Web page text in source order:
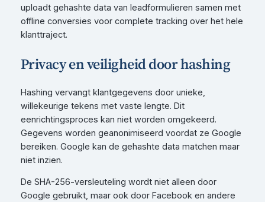
uploadt gehashte data van leadformulieren samen met
offline conversies voor complete tracking over het hele
klanttraject.
Privacy en veiligheid door hashing
Hashing vervangt klantgegevens door unieke,
willekeurige tekens met vaste lengte. Dit
eenrichtingsproces kan niet worden omgekeerd.
Gegevens worden geanonimiseerd voordat ze Google
bereiken. Google kan de gehashte data matchen maar
niet inzien.
De SHA-256-versleuteling wordt niet alleen door
Google gebruikt, maar ook door Facebook en andere